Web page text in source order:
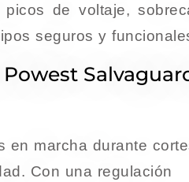
de voltaje,
seguros y
en marcha durante
Con una regulación